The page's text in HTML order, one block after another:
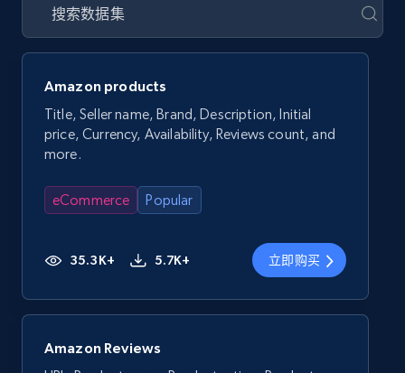
Amazon products
Title, Seller name, Brand, Description, Initial
price, Currency, Availability, Reviews count, and
more.
eCommerce Popular
35.3K+ 5.7K+ 立即购买
Amazon Reviews